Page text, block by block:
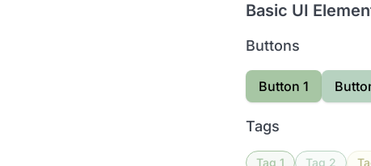
Basic UI
Buttons
Button 1
Tags
Tag 1 Tag 2